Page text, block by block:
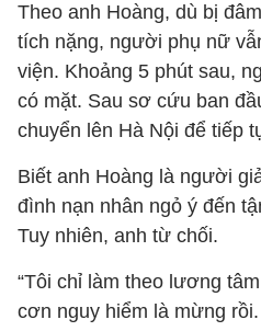
Theo anh Hoàng, dù bị
tích nặng, người phụ nữ
viện. Khoảng 5 phút sau,
có mặt. Sau sơ cứu ban
chuyển lên Hà Nội để tiếp
Biết anh Hoàng là người
đình nạn nhân ngỏ ý đến
Tuy nhiên, anh từ chối.
“Tôi chỉ làm theo lương
cơn nguy hiểm là mừng